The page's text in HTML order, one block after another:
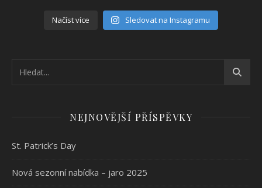
Načíst více Sledovat na Instagramu
NEJNOVĚJŠÍ PŘÍSPĚVKY
St. Patrick’s Day
Nová sezonní nabídka – jaro 2025